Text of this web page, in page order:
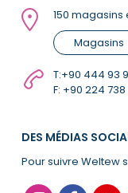
150
Magasins
T:+90 444 93
F: +90 224
DES MÉDIAS
Pour suivre Weltew